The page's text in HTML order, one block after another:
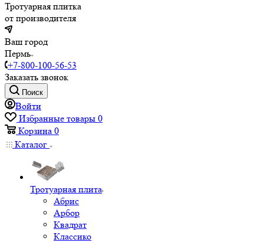
Тротуарная плитка
от производителя
Ваш город
Пермь
+7-800-100-56-53
Заказать звонок
Поиск
Войти
Избранные товары 0
Корзина 0
Каталог
Тротуарная плита
Абрис
Арбор
Квадрат
Классико